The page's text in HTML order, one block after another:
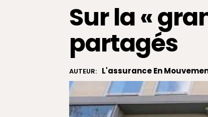
Sur la «
partagés
AUTEUR: L'assurance En